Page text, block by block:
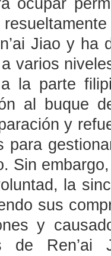
ocupar
Jiao y ha
varios
la parte
al buque
y
para
Sin
la
sus
y
de Ren’ai